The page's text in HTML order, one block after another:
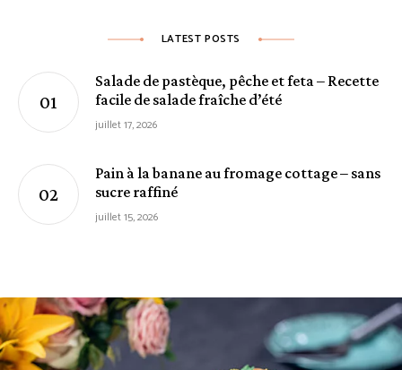
LATEST POSTS
Salade de pastèque, pêche et feta – Recette
facile de salade fraîche d’été
juillet 17, 2026
Pain à la banane au fromage cottage – sans
sucre raffiné
juillet 15, 2026